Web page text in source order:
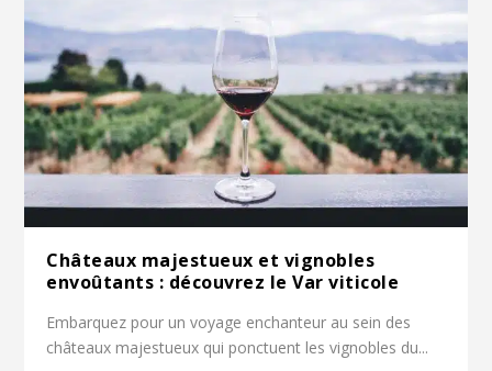
Châteaux majestueux et vignobles
envoûtants : découvrez le Var viticole
Embarquez pour un voyage enchanteur au sein des
châteaux majestueux qui ponctuent les vignobles du...